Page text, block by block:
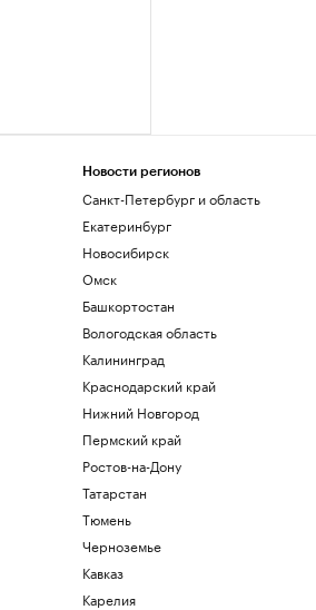
Новости регионов
Санкт-Петербург и область
Екатеринбург
Новосибирск
Омск
Башкортостан
Вологодская область
Калининград
Краснодарский край
Нижний Новгород
Пермский край
Ростов-на-Дону
Татарстан
Тюмень
Черноземье
Кавказ
Карелия